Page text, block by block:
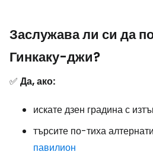
Заслужава ли си да
Гинкаку-джи?
✅ Да, ако:
искате дзен градина с
търсите по-тиха
павилион